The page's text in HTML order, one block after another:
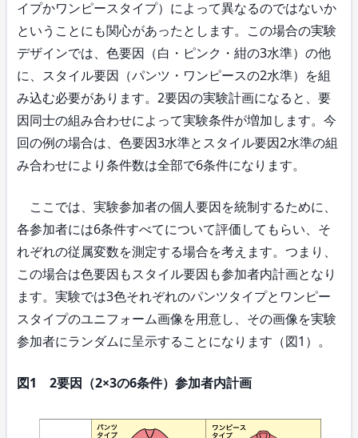
イプかワンピースタイプ）によって異なるのではないか
ということにも関心があったとします。この場合の実験
デザインでは、色要因（白・ピンク・紺の3水準）の他
に、スタイル要因（パンツ・ワンピースの2水準）を組
み込む必要があります。2要因の実験計画になると、要
因同士の組み合わせによって実験条件が増加します。今
回の例の場合は、色要因3水準とスタイル要因2水準の組
み合わせにより条件数は全部で6条件になります。
ここでは、実験参加者の個人要因を統制するために、
各参加者には6条件すべてについて評価してもらい、そ
れぞれの従属変数を測定する場合を考えます。つまり、
この場合は色要因もスタイル要因も参加者内計画となり
ます。実験では3色それぞれのパンツタイプとワンピー
スタイプのユニフォーム画像を用意し、その画像を実験
参加者にランダムに呈示することになります（図1）。
図1 2要因（2×3の6条件）参加者内計画